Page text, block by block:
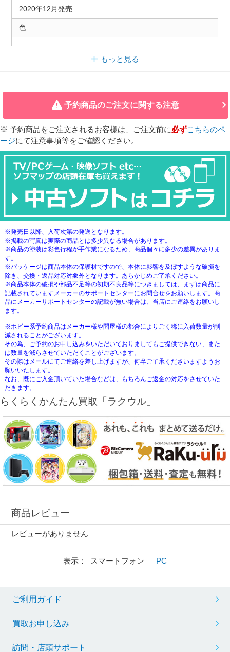
2020年12月発売
色
もっと見る
予約商品のご注文に関する注意
※ 予約商品をご注文されるお客様は、ご注文前に必ずこちらのペ
ージにて注意事項等をご確認ください。
※発売日以降、入荷次第の発送となります。
※掲載の写真は実際の商品とは多少異なる場合があります。
※商品の塗装は彩色行程が手作業になるため、商品個々に多少の差異がありま
す。
※パッケージは商品本体の保護材ですので、本体に影響を及ぼすような破損を
除き、交換・返品対応対象外となります。あらかじめご了承ください。
※商品本体の破損や部品不足等の初期不良品等につきましては、まずは商品に
記載されていますメーカーのサポートセンターにお問合せをお願いします。商
品にメーカーサポートセンターの記載が無い場合は、当店にご連絡をお願いし
ます。
※ホビー系予約商品はメーカー様や問屋様の都合によりごく稀に入荷数量が削
減されることがございます。
その為、ご予約のお申し込みをいただいておりましてもご提供できない、また
は数量を減らさせていただくことがございます。
その際はメールにてご連絡を差し上げますが、何卒ご了承くださいますようお
願いいたします。
なお、既にご入金頂いていた場合などは、もちろんご返金の対応をさせていた
だきます。
らくらくかんたん買取「ラクウル」
商品レビュー
レビューがありません
表示： スマートフォン ｜ PC
ご利用ガイド
買取お申し込み
訪問・店頭サポート